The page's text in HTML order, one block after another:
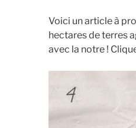
Voici un article à
hectares de terres
avec la notre !